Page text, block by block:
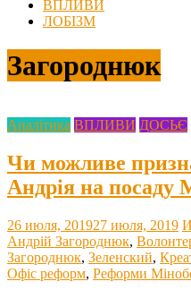
ВПЛИВИ
ЛОБІЗМ
Загороднюк
Аналітика ВПЛИВИ ДОСЬЄ
Чи можливе
Андрія на посаду
26 июля, 201927 июля, 2019
Андрій Загороднюк,
Загороднюк, Зеленский,
Офіс реформ, Реформи